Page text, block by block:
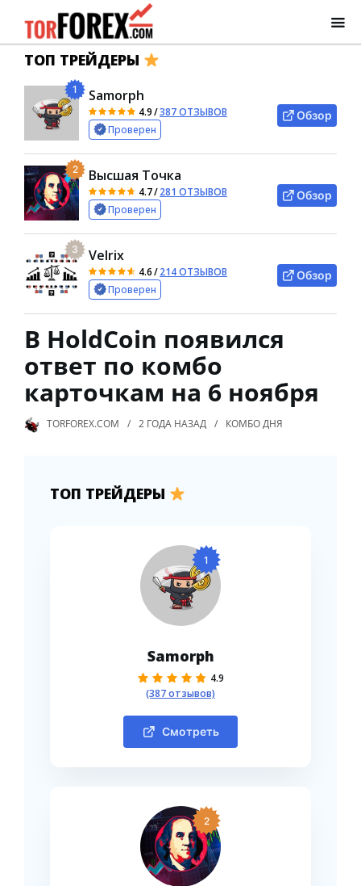
ТОП ТРЕЙДЕРЫ
1 Samorph
4.9/387 ОТЗЫВОВ
Проверен
Обзор
2 Высшая Точка
4.7/281 ОТЗЫВОВ
Проверен
Обзор
3 Velrix
4.6/214 ОТЗЫВОВ
Проверен
Обзор
В HoldCoin появился
ответ по комбо
карточкам на 6 ноября
TORFOREX.COM 2 ГОДА НАЗАД КОМБО ДНЯ
ТОП ТРЕЙДЕРЫ
1
Samorph
4.9
(387 отзывов)
Смотреть
2